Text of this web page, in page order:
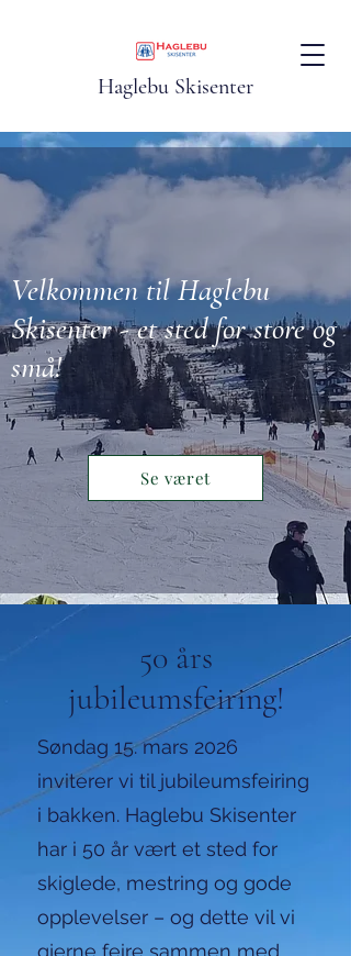
Haglebu Skisenter
Velkommen til Haglebu
Skisenter - et sted for store og
små!
Se været
50 års
jubileumsfeiring!
Søndag 15. mars 2026
inviterer vi til jubileumsfeiring
i bakken. Haglebu Skisenter
har i 50 år vært et sted for
skiglede, mestring og gode
opplevelser – og dette vil vi
gjerne feire sammen med